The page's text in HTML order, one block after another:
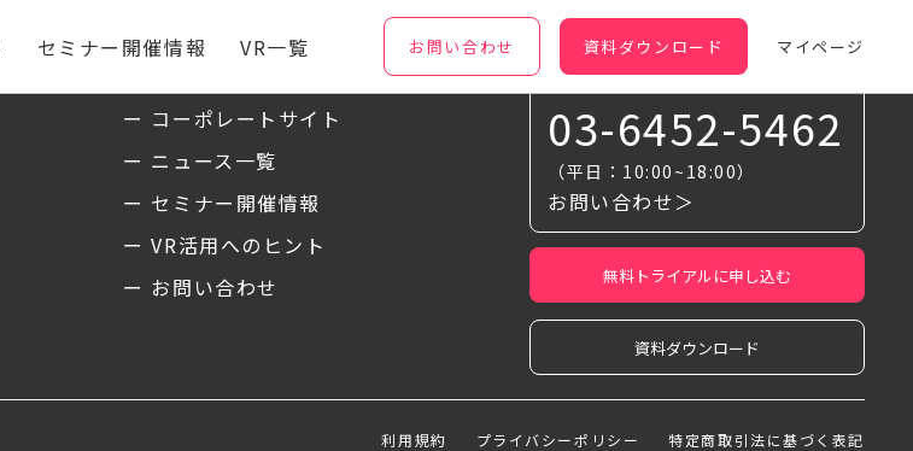
セミナー開催情報 VR一覧 お問い合わせ 資料ダウンロード マイページ
私たちについて
ー コーポレートサイト
ー ニュース一覧
ー セミナー開催情報
ー VR活用へのヒント
ー お問い合わせ
お気軽に相談ください
03-6452-5462
（平日：10:00~18:00）
お問い合わせ＞
無料トライアルに申し込む
資料ダウンロード
特定商取引法に基づく表記
プライバシーポリシー
利用規約